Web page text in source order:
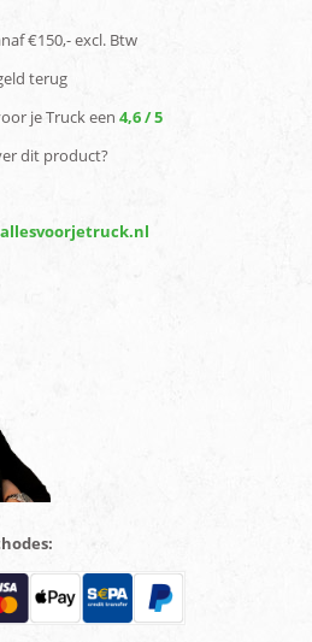
€150,- excl. Btw
terug
je Truck een 4,6 / 5
dit product?